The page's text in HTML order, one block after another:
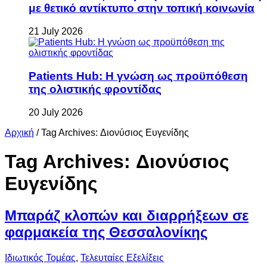
με θετικό αντίκτυπο στην τοπική κοινωνία
21 July 2026
Patients Hub: Η γνώση ως προϋπόθεση
της ολιστικής φροντίδας
20 July 2026
Αρχική / Tag Archives: Διονύσιος Ευγενίδης
Tag Archives: Διονύσιος
Ευγενίδης
Μπαράζ κλοπών και διαρρήξεων σε
φαρμακεία της Θεσσαλονίκης
Ιδιωτικός Τομέας, Τελευταίες Εξελίξεις